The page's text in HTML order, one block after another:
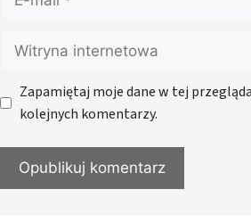
mail
Witryna
internetowa
Zapamiętaj moje dane w tej
kolejnych komentarzy.